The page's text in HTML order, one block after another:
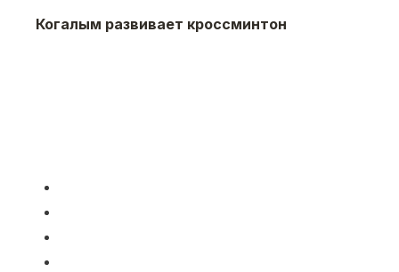
Когалым развивает кроссминтон